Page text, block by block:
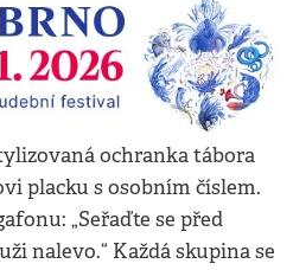
ochranka tábora
placku s osobním číslem.
„Seřaďte se před
nalevo.“ Každá skupina se